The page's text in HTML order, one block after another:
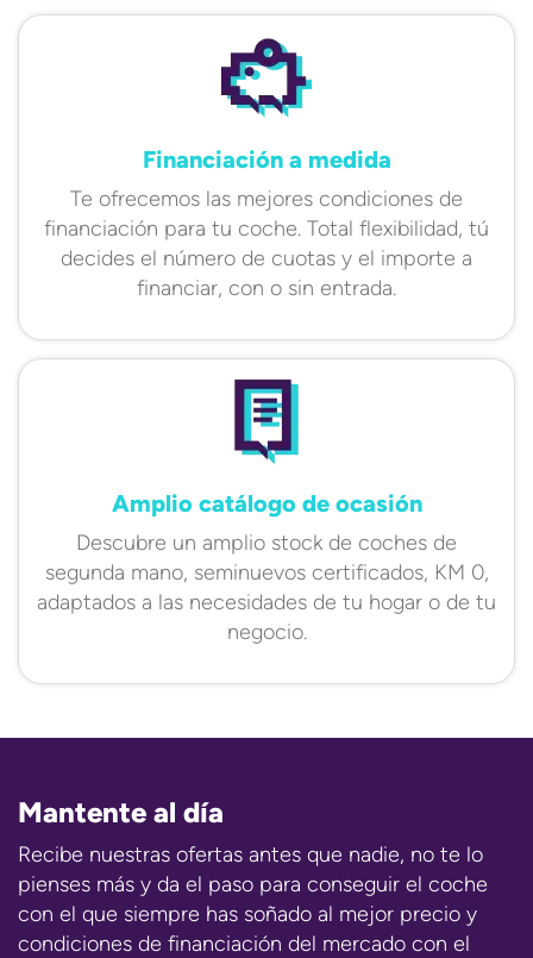
Financiación a medida
Te ofrecemos las mejores condiciones de
financiación para tu coche. Total flexibilidad, tú
decides el número de cuotas y el importe a
financiar, con o sin entrada.
Amplio catálogo de ocasión
Descubre un amplio stock de coches de
segunda mano, seminuevos certificados, KM 0,
adaptados a las necesidades de tu hogar o de tu
negocio.
Mantente al día
Recibe nuestras ofertas antes que nadie, no te lo
pienses más y da el paso para conseguir el coche
con el que siempre has soñado al mejor precio y
condiciones de financiación del mercado con el